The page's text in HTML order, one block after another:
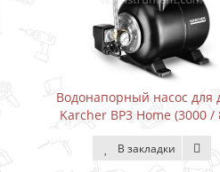
Водонапорный насос
Karcher BP3
В закладки